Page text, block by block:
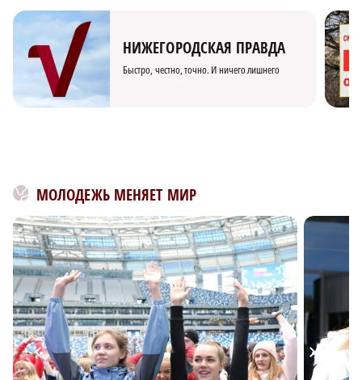
НИЖЕГОРОДСКАЯ ПРАВДА
Быстро, честно, точно. И ничего лишнего
МОЛОДЕЖЬ МЕНЯЕТ МИР